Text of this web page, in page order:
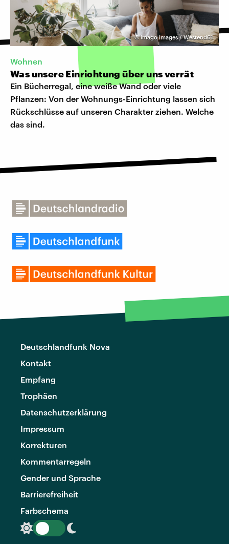
©imago images / Westend61
Wohnen
Was unsere Einrichtung über uns verrät
Ein Bücherregal, eine weiße Wand oder viele
Pflanzen: Von der Wohnungs-Einrichtung lassen sich
Rückschlüsse auf unseren Charakter ziehen. Welche
das sind.
Deutschlandfunk Nova
Kontakt
Empfang
Trophäen
Datenschutzerklärung
Impressum
Korrekturen
Kommentarregeln
Gender und Sprache
Barrierefreiheit
Farbschema